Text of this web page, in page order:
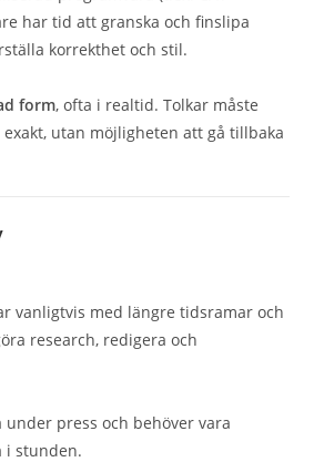
har tid att granska och finslipa
korrekthet och stil.
form, ofta i realtid. Tolkar måste
utan möjligheten att gå tillbaka
vanligtvis med längre tidsramar och
research, redigera och
press och behöver vara
i stunden.